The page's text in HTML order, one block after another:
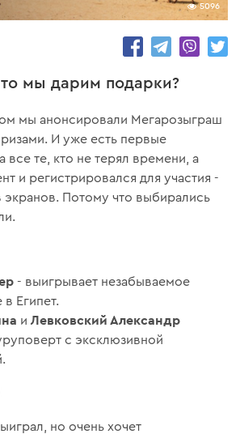
5096
мы дарим подарки?
мы анонсировали Мегарозыграш
И уже есть первые
все те, кто не терял времени, а
и регистрировался для участия -
экранов. Потому что выбирались
- выигрывает незабываемое
Египет.
иЛевковский Александр
с эксклюзивной
но очень хочет